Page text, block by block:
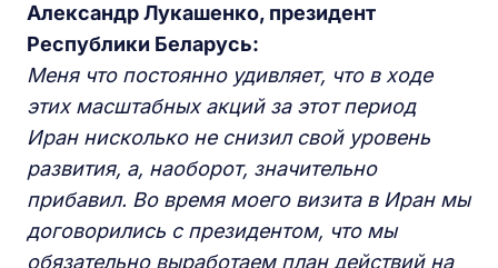
Александр Лукашенко, президент
Республики Беларусь:
Меня что постоянно удивляет, что в ходе
этих масштабных акций за этот период
Иран нискольконе снизил свой уровень
развития, а, наоборот, значительно
прибавил. Во время моего визита в Иран мы
договорились с президентом, что мы
обязательно выработаем план действий на